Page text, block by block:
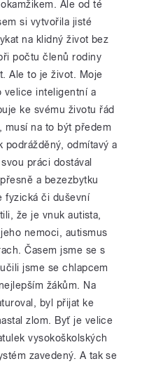
Ale od té
si vytvořila jisté
na klidný život bez
počtu členů rodiny
Ale to je život. Moje
velice inteligentní a
ke svému životu řád
musí na to být předem
podrážděný, odmítavý a
práci dostával
a bezezbytku
fyzická či duševní
že je vnuk autista,
nemoci, autismus
Časem jsme se s
jsme se chlapcem
žákům. Na
byl přijat ke
zlom. Byť je velice
vysokoškolských
zavedený. A tak se